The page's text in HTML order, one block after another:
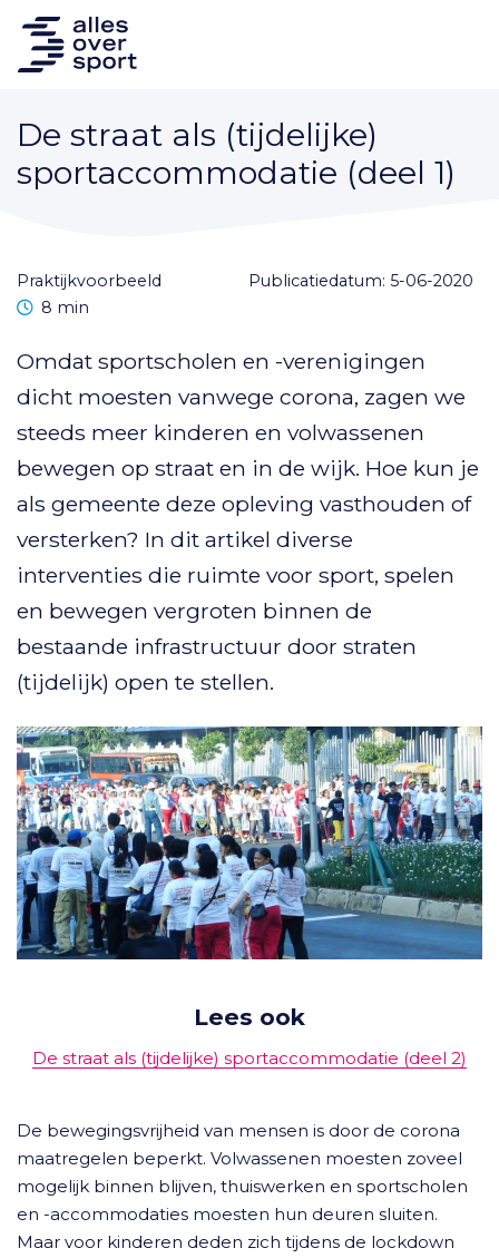
De straat als (tijdelijke)
sportaccommodatie (deel 1)
praktijkvoorbeeld
Publicatiedatum: 5-06-2020
Leestijd
8 min
Omdat sportscholen en -verenigingen
dicht moesten vanwege corona, zagen we
steeds meer kinderen en volwassenen
bewegen op straat en in de wijk. Hoe kun je
als gemeente deze opleving vasthouden of
versterken? In dit artikel diverse
interventies die ruimte voor sport, spelen
en bewegen vergroten binnen de
bestaande infrastructuur door straten
(tijdelijk) open te stellen.
Lees ook
De straat als (tijdelijke) sportaccommodatie (deel 2)
De bewegingsvrijheid van mensen is door de corona
maatregelen beperkt. Volwassenen moesten zoveel
mogelijk binnen blijven, thuiswerken en sportscholen
en -accommodaties moesten hun deuren sluiten.
Maar voor kinderen deden zich tijdens de lockdown